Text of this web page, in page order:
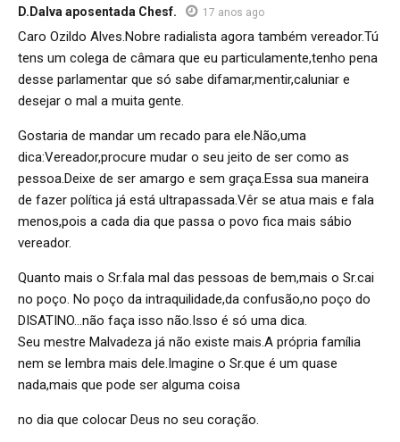
D.Dalva aposentada Chesf. 17 anos ago
Caro Ozildo Alves.Nobre radialista agora também vereador.Tú
tens um colega de câmara que eu particulamente,tenho pena
desse parlamentar que só sabe difamar,mentir,caluniar e
desejar o mal a muita gente.
Gostaria de mandar um recado para ele.Não,uma
dica:Vereador,procure mudar o seu jeito de ser como as
pessoa.Deixe de ser amargo e sem graça.Essa sua maneira
de fazer política já está ultrapassada.Vêr se atua mais e fala
menos,pois a cada dia que passa o povo fica mais sábio
vereador.
Quanto mais o Sr.fala mal das pessoas de bem,mais o Sr.cai
no poço. No poço da intraquilidade,da confusão,no poço do
DISATINO…não faça isso não.Isso é só uma dica.
Seu mestre Malvadeza já não existe mais.A própria família
nem se lembra mais dele.Imagine o Sr.que é um quase
nada,mais que pode ser alguma coisa
no dia que colocar Deus no seu coração.